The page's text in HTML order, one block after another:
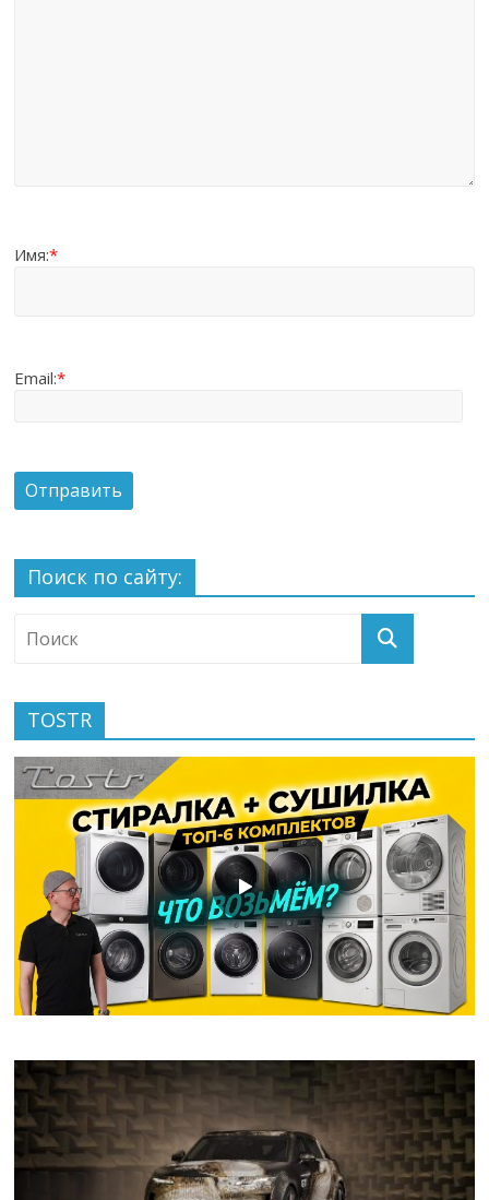
Имя:*
Email:*
Поиск по сайту:
TOSTR